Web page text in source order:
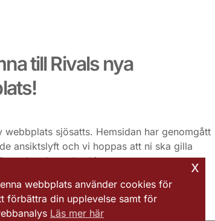
till Rivals nya
webbplats sjösatts. Hemsidan har genomgått
ansiktslyft och vi hoppas att ni ska gilla
kundportalen hittas nu
webbplats använder cookies för
förbättra din upplevelse samt för
Läs mer här
x